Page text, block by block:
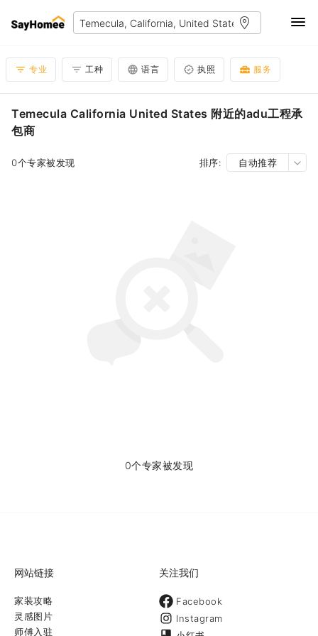
专业 工种 语言 执照 服务
Temecula California United States 附近的adu工程承
包商
0个专家被发现 排序: 自动推荐
0个专家被发现
网站链接
家装攻略
灵感图片
师傅入驻
关注我们
Facebook
Instagram